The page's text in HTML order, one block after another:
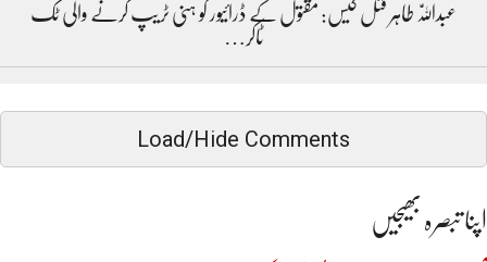
عبداللّٰہ طاہر قتل کیس: مقتول کے ڈرائیور کو ہنی ٹریپ کرنے والی ٹک
ٹاکر…
Load/Hide Comments
اپنا تبصرہ بھیجیں